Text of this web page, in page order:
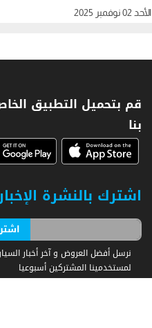
الأحد 02 نوفمبر 2025
قم بتحميل التطبيق
بنا
اشترك بالنشرة
نرسل أفضل العروض و آخر أخبار
لمستخدمينا المشتركين أسبوعيا